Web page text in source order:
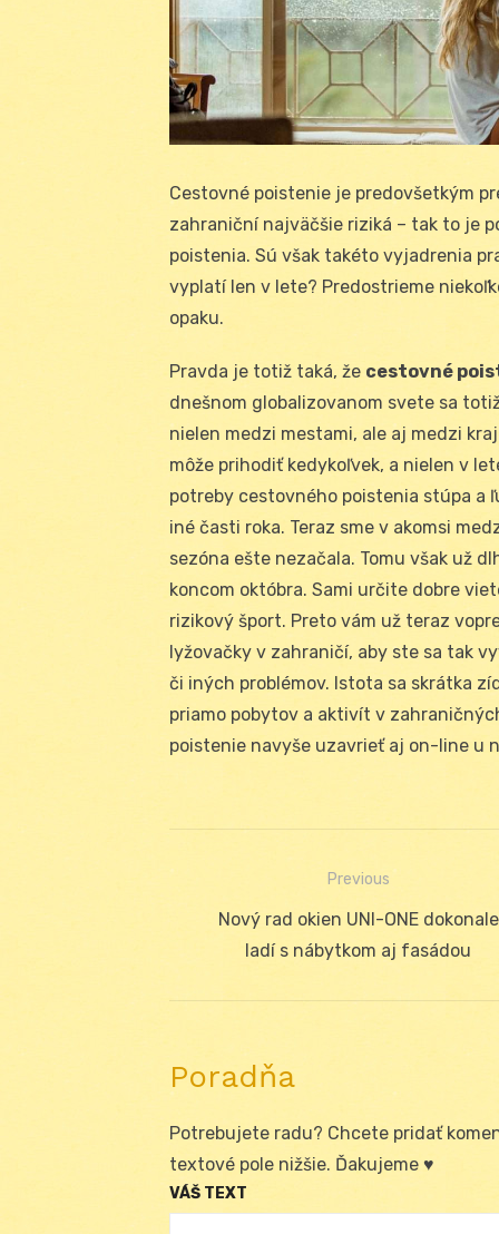
Cestovné poistenie je predovšetkým
zahraniční najväčšie riziká – tak to je
poistenia. Sú však takéto vyjadrenia
vyplatí len v lete? Predostrieme
opaku.
Pravda je totiž taká, že cestovné
dnešnom globalizovanom svete sa
nielen medzi mestami, ale aj medzi
môže prihodiť kedykoľvek, a nielen v
potreby cestovného poistenia stúpa a
iné časti roka. Teraz sme v akomsi
sezóna ešte nezačala. Tomu však už
koncom októbra. Sami určite dobre
rizikový šport. Preto vám už teraz
lyžovačky v zahraničí, aby ste sa tak
či iných problémov. Istota sa skrátka
priamo pobytov a aktivít v
poistenie navyše uzavrieť aj on-line u
Navigácia
Previous
Previous
post:
Nový rad okien UNI-ONE dokonale
ladí s nábytkom aj fasádou
Poradňa
Potrebujete radu? Chcete pridať
textové pole nižšie. Ďakujeme ♥
VÁŠ TEXT